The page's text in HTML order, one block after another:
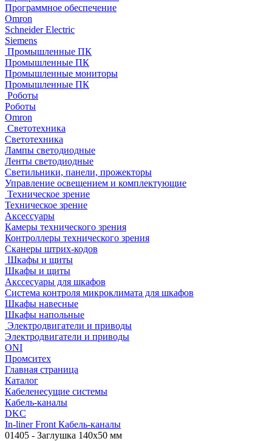
Программное обеспечение
Omron
Schneider Electric
Siemens
Промышленные ПК
Промышленные ПК
Промышленные мониторы
Промышленные ПК
Роботы
Роботы
Omron
Светотехника
Светотехника
Лампы светодиодные
Ленты светодиодные
Светильники, панели, прожекторы
Управление освещением и комплектующие
Техническое зрение
Техническое зрение
Аксессуары
Камеры технического зрения
Контроллеры технического зрения
Сканеры штрих-кодов
Шкафы и щиты
Шкафы и щиты
Акссесуары для шкафов
Система контроля микроклимата для шкафов
Шкафы навесные
Шкафы напольные
Электродвигатели и приводы
Электродвигатели и приводы
ONI
Промситех
Главная страница
Каталог
Кабеленесущие системы
Кабель-каналы
DKC
In-liner Front Кабель-каналы
01405 - Заглушка 140х50 мм